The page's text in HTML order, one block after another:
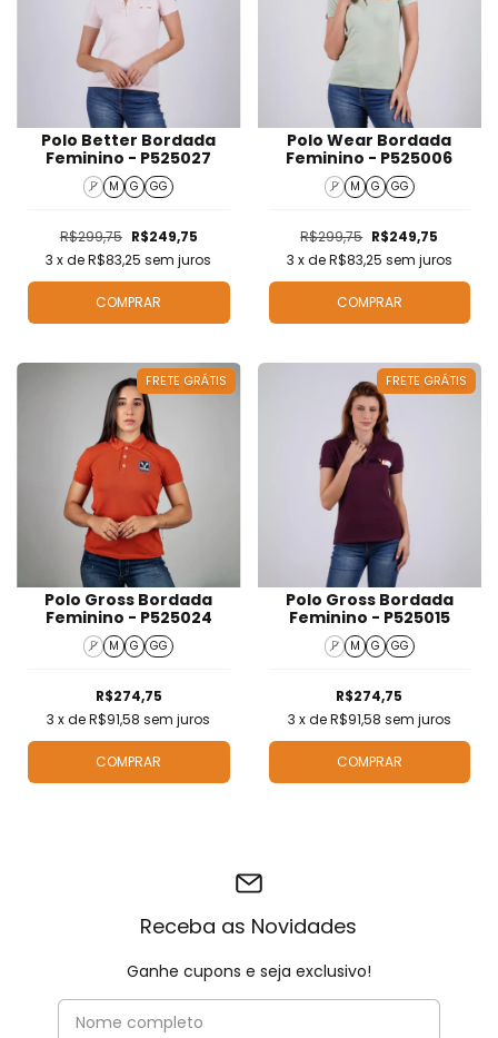
Polo Better Bordada
Feminino - P525027
P M G GG
R$299,75 R$249,75
3 x deR$83,25 sem juros
COMPRAR
Polo Wear Bordada
Feminino - P525006
P M G GG
R$299,75 R$249,75
3 x deR$83,25 sem juros
COMPRAR
FRETE GRÁTIS
Polo Gross Bordada
Feminino - P525024
P M G GG
R$274,75
3 x deR$91,58 sem juros
COMPRAR
FRETE GRÁTIS
Polo Gross Bordada
Feminino - P525015
P M G GG
R$274,75
3 x deR$91,58 sem juros
COMPRAR
Receba as Novidades
Ganhe cupons e seja exclusivo!